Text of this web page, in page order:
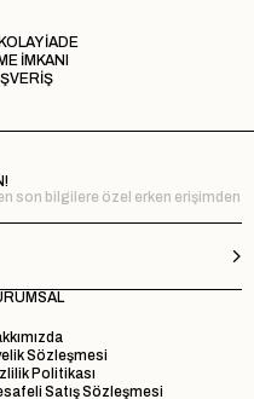
İADE
İMKANI
son bilgilere özel erken erişimden
Sözleşmesi
Politikası
Satış Sözleşmesi